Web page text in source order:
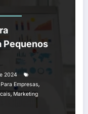
Pequenos
2024
Empresas,
, Marketing